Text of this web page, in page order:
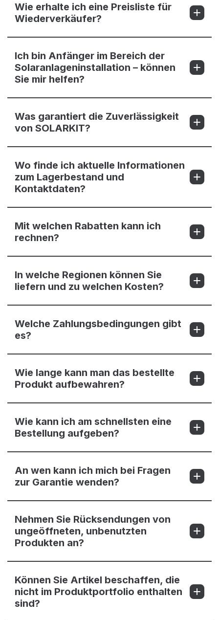
Wie erhalte ich eine Preisliste für
Wiederverkäufer?
Ich bin Anfänger im Bereich der
Solaranlageninstallation – können
Sie mir helfen?
Was garantiert die Zuverlässigkeit
von SOLARKIT?
Wo finde ich aktuelle Informationen
zum Lagerbestand und
Kontaktdaten?
Mit welchen Rabatten kann ich
rechnen?
In welche Regionen können Sie
liefern und zu welchen Kosten?
Welche Zahlungsbedingungen gibt
es?
Wie lange kann man das bestellte
Produkt aufbewahren?
Wie kann ich am schnellsten eine
Bestellung aufgeben?
An wen kann ich mich bei Fragen
zur Garantie wenden?
Nehmen Sie Rücksendungen von
ungeöffneten, unbenutzten
Produkten an?
Können Sie Artikel beschaffen, die
nicht im Produktportfolio enthalten
sind?